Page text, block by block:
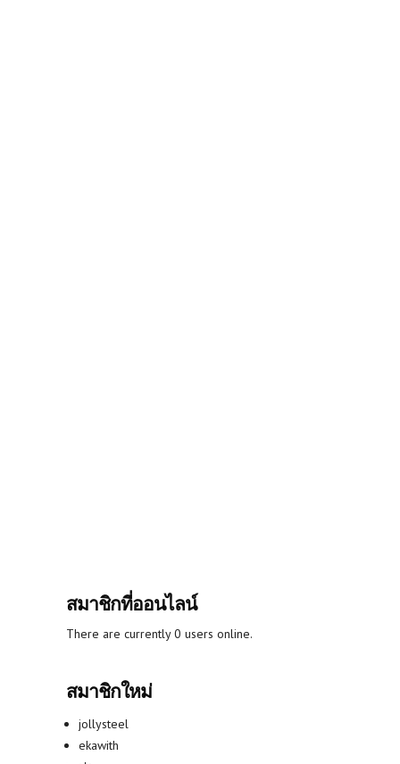
สมาชิกที่ออนไลน์
There are currently 0 users online.
สมาชิกใหม่
jollysteel
ekawith